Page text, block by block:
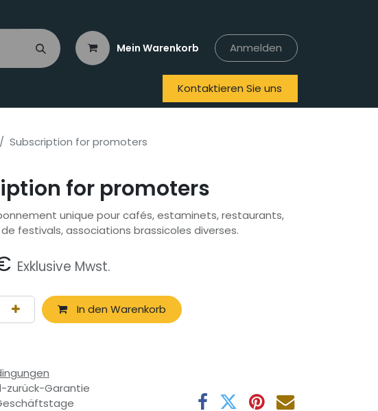
Mein Warenkorb Anmelden
Kontaktieren Sie uns
Subscription for promoters
for promoters
unique pour cafés, estaminets, restaurants,
festivals, associations brassicoles diverses.
Exklusive Mwst.
In den Warenkorb
zurück-Garantie